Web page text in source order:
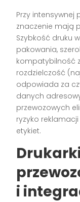
Przy
znaczenie mają
Szybkość druku
pakowania,
kompatybilność
rozdzielczość
odpowiada za
danych
przewozowych
ryzyko
etykiet.
i